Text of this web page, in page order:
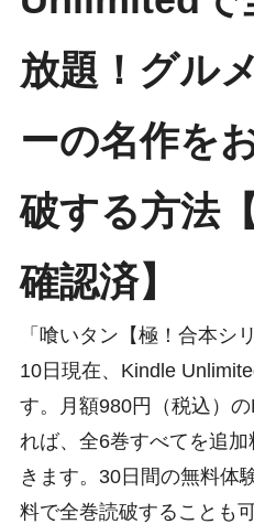
放題！グル
ーの名作を
破する方法
確認済】
「喰いタン【極！合本シ
10日現在、Kindle
す。月額980円（税込）
れば、全6巻すべてを追
きます。30日間の無料体
料で全巻読破することも